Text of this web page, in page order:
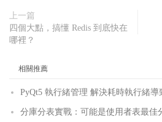
上一篇
四個大點，搞懂 Redis 到底快在
哪裡？
相關推薦
PyQt5 執行緒管理 解決耗時執行緒導
分庫分表實戰：可能是使用者表最佳